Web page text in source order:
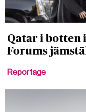
Qatar i botten
Forums
Reportage